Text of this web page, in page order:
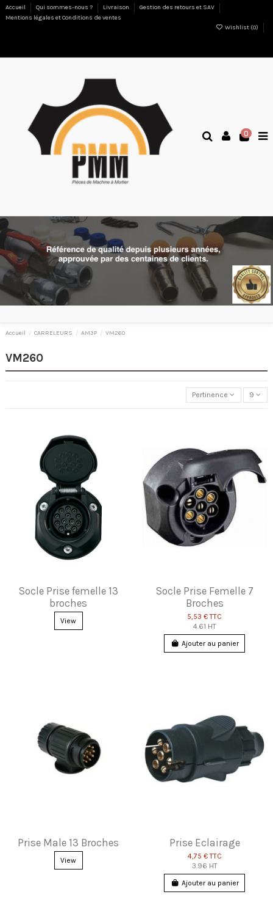
Accueil Qui sommes-nous ? Livraison
Gestion des retours et SAV
Mentions légales et Conditions de ventes
Wishlist (0)
0
Accueil CARRELEURS AM3P VM260
VM260
Pertinence 9
Socle Prise femelle 13
broches
View
Socle Prise Femelle 7
Broches
5,53 €TTC
4.61 HT
Ajouter au panier
Prise Male 13 Broches
View
Prise Eclairage
4,75 €TTC
3.96 HT
Ajouter au panier